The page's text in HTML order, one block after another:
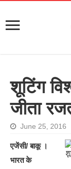
शूटिंग
जीता
June 25, 2016
एजेंसी/ बाकू ।
भारत के